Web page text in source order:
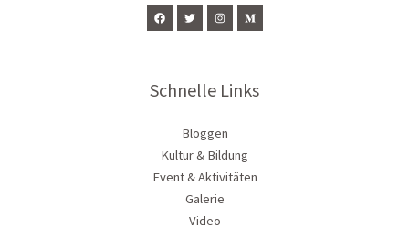
Schnelle Links
Bloggen
Kultur & Bildung
Event & Aktivitäten
Galerie
Video